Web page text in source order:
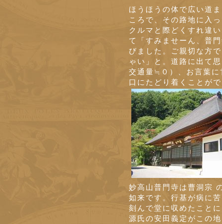
ほうほうの体で広い道
ころで、その路地に入
クルマと際どくすれ違
て「すみませーん、普
びました。ご親切な方
ゃい」と。道路に出て
交通量≒０）、お言葉
口にたどり着くことが
妙高山普門寺は曹洞宗
如来です。行基が病に
刻んで堂に収めたこと
源氏の安田義定がこの